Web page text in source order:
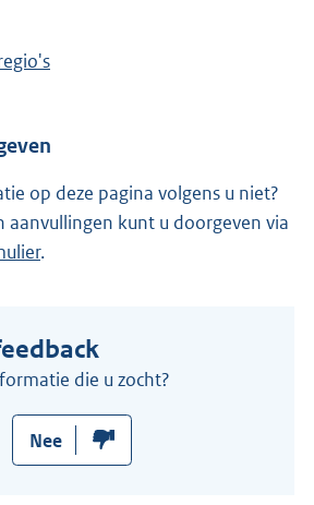
op deze pagina volgens u niet?
aanvullingen kunt u doorgeven via
.
die u zocht?
Nee